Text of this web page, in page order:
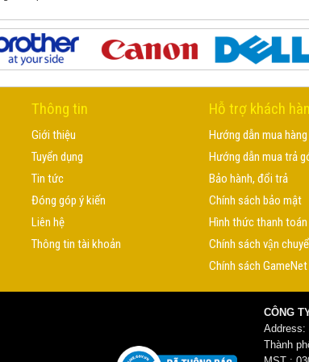
Thông tin
Giới thiệu
Tuyển dụng
Tin tức
Đóng góp ý kiến
Liên hệ
Thông tin tài khoản
Hỗ trợ khách
Hướng dẫn mua
Hướng dẫn mua trả
Bảo hành, đổi trả
Chính sách bảo mật
Hình thức thanh toán
Chính sách vận
Chính sách GameNet
CÔNG
Address:
Thành